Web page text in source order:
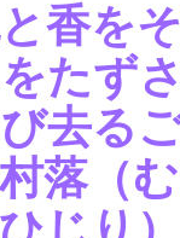
香を
たず
去る
落（